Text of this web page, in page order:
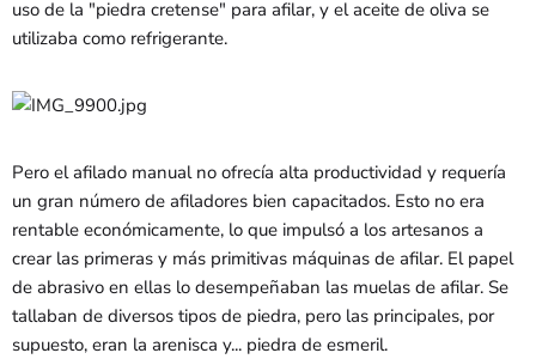
uso de la "piedra cretense" para afilar, y el aceite de oliva se
utilizaba como refrigerante.
Pero el afilado manual no ofrecía alta productividad y requería
un gran número de afiladores bien capacitados. Esto no era
rentable económicamente, lo que impulsó a los artesanos a
crear las primeras y más primitivas máquinas de afilar. El papel
de abrasivo en ellas lo desempeñaban las muelas de afilar. Se
tallaban de diversos tipos de piedra, pero las principales, por
supuesto, eran la arenisca y... piedra de esmeril.